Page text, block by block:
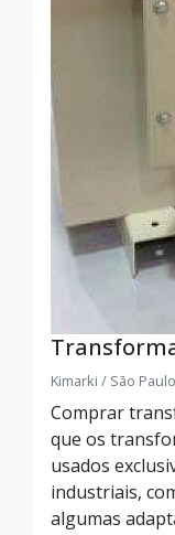
Kimarki / São
Comprar
que os
usados
industriais,
algumas